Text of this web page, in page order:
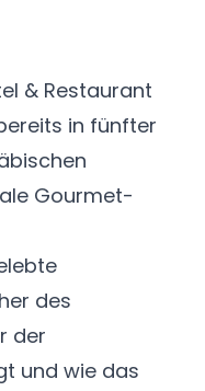
& Restaurant
in fünfter
Gourmet-
des
der
und wie das